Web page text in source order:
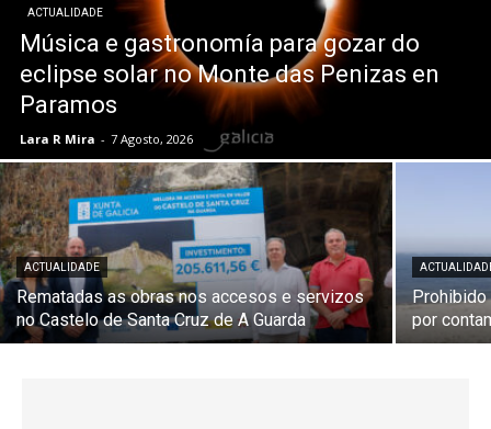
ACTUALIDADE
Música e gastronomía para gozar do
eclipse solar no Monte das Penizas en
Paramos
Lara R Mira - 7 Agosto, 2026
ACTUALIDADE
Rematadas as obras nos accesos e servizos
no Castelo de Santa Cruz de A Guarda
Prohibido
por